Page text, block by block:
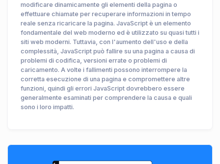
modificare dinamicamente gli elementi della pagina o
effettuare chiamate per recuperare informazioni in tempo
reale senza ricaricare la pagina. JavaScript è un elemento
fondamentale del web moderno ed è utilizzato su quasi tutti i
siti web moderni. Tuttavia, con l'aumento dell'uso e della
complessità, JavaScript può fallire su una pagina a causa di
problemi di codifica, versioni errate o problemi di
caricamento. A volte i fallimenti possono interrompere la
corretta esecuzione di una pagina e compromettere altre
funzioni, quindi gli errori JavaScript dovrebbero essere
generalmente esaminati per comprendere la causa e quali
sono i loro impatti.